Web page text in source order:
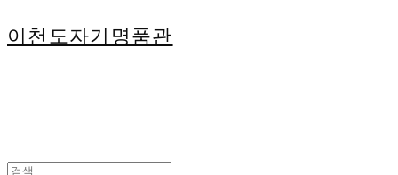
이천도자기명품관